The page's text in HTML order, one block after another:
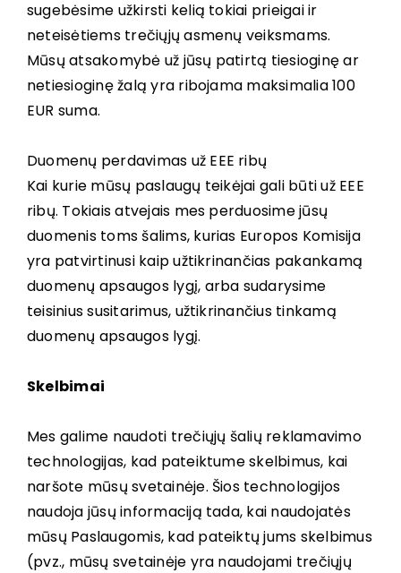
sugebėsime užkirsti kelią tokiai prieigai ir
neteisėtiems trečiųjų asmenų veiksmams.
Mūsų atsakomybė už jūsų patirtą tiesioginę ar
netiesioginę žalą yra ribojama maksimalia 100
EUR suma.
Duomenų perdavimas už EEE ribų
Kai kurie mūsų paslaugų teikėjai gali būti už EEE
ribų. Tokiais atvejais mes perduosime jūsų
duomenis toms šalims, kurias Europos Komisija
yra patvirtinusi kaip užtikrinančias pakankamą
duomenų apsaugos lygį, arba sudarysime
teisinius susitarimus, užtikrinančius tinkamą
duomenų apsaugos lygį.
Skelbimai
Mes galime naudoti trečiųjų šalių reklamavimo
technologijas, kad pateiktume skelbimus, kai
naršote mūsų svetainėje. Šios technologijos
naudoja jūsų informaciją tada, kai naudojatės
mūsų Paslaugomis, kad pateiktų jums skelbimus
(pvz., mūsų svetainėje yra naudojami trečiųjų